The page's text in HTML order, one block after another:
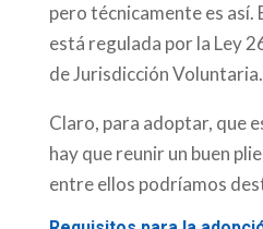
pero técnicamente es así.
está regulada por la Ley
de Jurisdicción Voluntaria.
Claro, para adoptar, que
hay que reunir un buen
entre ellos podríamos